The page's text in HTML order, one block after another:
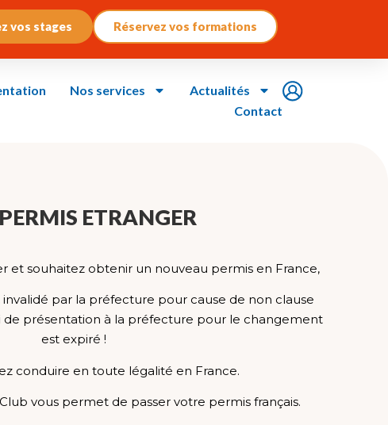
vos stages Réservez vos formations
Nos services
Actualités
Contact
PERMIS ETRANGER
et souhaitez obtenir un nouveau permis en France,
par la préfecture pour cause de non clause
présentation à la préfecture pour le changement
est expiré !
conduire en toute légalité en France.
vous permet de passer votre permis français.